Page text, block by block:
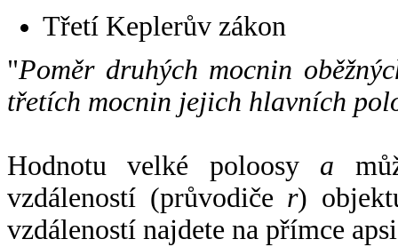
Třetí Keplerův zákon
"Poměr druhých mocnin
třetích mocnin jejich hlavních
Hodnotu velké poloosy a
vzdáleností (průvodiče r)
vzdáleností najdete na přímce